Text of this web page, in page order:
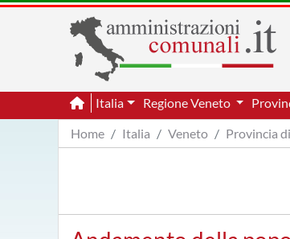
Italia Regione Veneto
Home
Italia Veneto Provincia